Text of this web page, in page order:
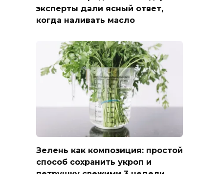
эксперты дали ясный ответ,
когда наливать масло
Зелень как композиция: простой
способ сохранить укроп и